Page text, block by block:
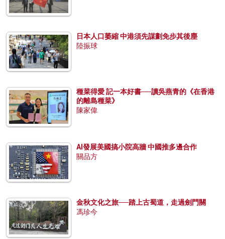
日本人口萎縮 中港須先謀劃免步其後塵
陸振球
種菜得愛 記一本好書──讀吳燕青的《在香港
的離島種菜》
陳家偉
AI發展美國搞小院高牆 中國推多邊合作
關品方
金秋文化之旅──踏上古蜀道，走過劍門關
馮珍今